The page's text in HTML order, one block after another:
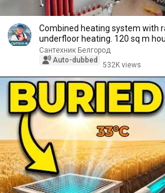
Combined heating system with
underfloor heating. 120 sq m
Сантехник Белгород
Auto-dubbed
532K views